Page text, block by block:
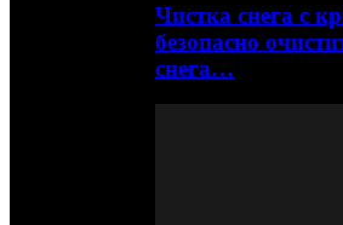
Чистка снега с
безопасно
снега…